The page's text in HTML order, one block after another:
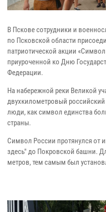
В Пскове сотрудники и
по Псковской области
патриотической акции
приуроченной ко Дню
Федерации.
На набережной реки Великой
двухкилометровый
люди, как символ единства
страны.
Символ России протянулся от
здесь" до Покровской башни.
метров, тем самым был